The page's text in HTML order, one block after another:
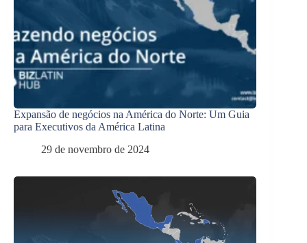
Expansão de negócios na América do Norte: Um Guia
para Executivos da América Latina
29 de novembro de 2024